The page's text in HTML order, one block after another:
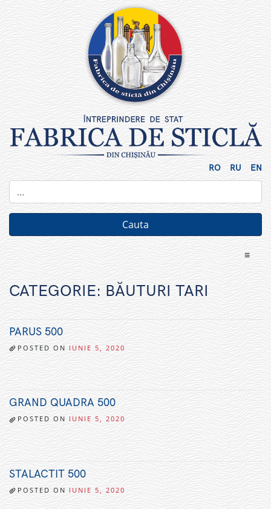
RO RU EN
≡
CATEGORIE: BĂUTURI TARI
PARUS 500
POSTED ON IUNIE 5, 2020
GRAND QUADRA 500
POSTED ON IUNIE 5, 2020
STALACTIT 500
POSTED ON IUNIE 5, 2020